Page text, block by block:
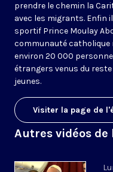
prendre le chemin la
avec les migrants. Enfin
sportif Prince Moulay
communauté catholique
environ 20 000
étrangers venus du
jeunes.
Visiter la page de
Autres vidéos de